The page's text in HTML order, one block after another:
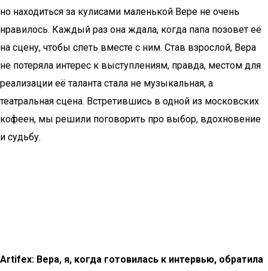
но находиться за кулисами маленькой Вере не очень
нравилось. Каждый раз она ждала, когда папа позовет её
на сцену, чтобы спеть вместе с ним. Став взрослой, Вера
не потеряла интерес к выступлениям, правда, местом для
реализации её таланта стала не музыкальная, а
театральная сцена. Встретившись в одной из московских
кофеен, мы решили поговорить про выбор, вдохновение
и судьбу.
Artifex: Вера, я, когда готовилась к интервью, обратила